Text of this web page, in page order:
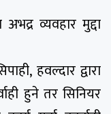
व्यवहार मुद्दा
हवल्दार द्वारा
हुने तर सिनियर